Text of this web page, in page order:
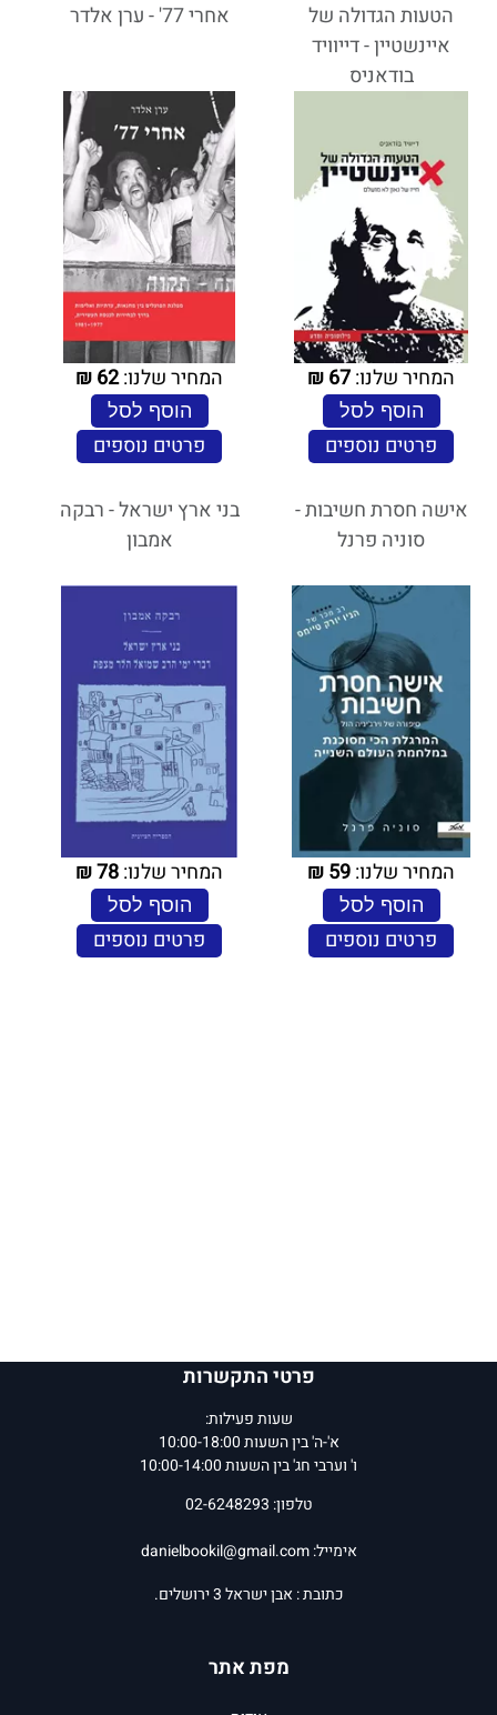
הטעות הגדולה של
איינשטיין - דייוויד
בודאניס
המחיר שלנו:67
₪
הוסף לסל
פרטים נוספים
אחרי 77' - ערן אלדר
המחיר שלנו:62
₪
הוסף לסל
פרטים נוספים
אישה חסרת חשיבות -
סוניה פרנל
המחיר שלנו:59
₪
הוסף לסל
פרטים נוספים
בני ארץ ישראל - רבקה
אמבון
המחיר שלנו:78
₪
הוסף לסל
פרטים נוספים
פרטי התקשרות
שעות פעילות:
א'-ה' בין השעות 10:00-18:00
ו' וערבי חג' בין השעות 10:00-14:00
טלפון: 02-6248293
אימייל:danielbookil@gmail.com
כתובת : אבן ישראל 3 ירושלים.
מפת אתר